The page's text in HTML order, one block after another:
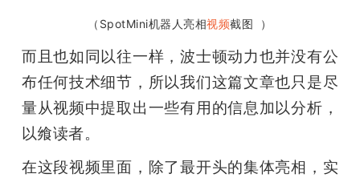
（SpotMini机器人亮相视频截图  ）
而且也如同以往一样，波士顿动力也并没有公
布任何技术细节，所以我们这篇文章也只是尽
量从视频中提取出一些有用的信息加以分析，
以飨读者。
在这段视频里面，除了最开头的集体亮相，实